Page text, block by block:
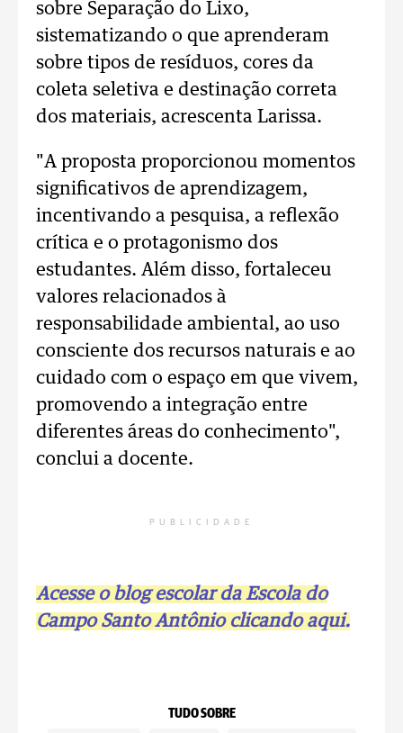
sobre Separação do Lixo,
sistematizando o que aprenderam
sobre tipos de resíduos, cores da
coleta seletiva e destinação correta
dos materiais, acrescenta Larissa.
"A proposta proporcionou momentos
significativos de aprendizagem,
incentivando a pesquisa, a reflexão
crítica e o protagonismo dos
estudantes. Além disso, fortaleceu
valores relacionados à
responsabilidade ambiental, ao uso
consciente dos recursos naturais e ao
cuidado com o espaço em que vivem,
promovendo a integração entre
diferentes áreas do conhecimento",
conclui a docente.
PUBLICIDADE
Acesse o blog escolar da Escola do
Campo Santo Antônio clicando aqui.
TUDO SOBRE